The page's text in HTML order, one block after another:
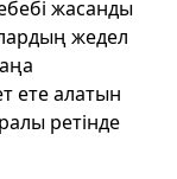
жасанды
жедел
ете алатын
ретінде